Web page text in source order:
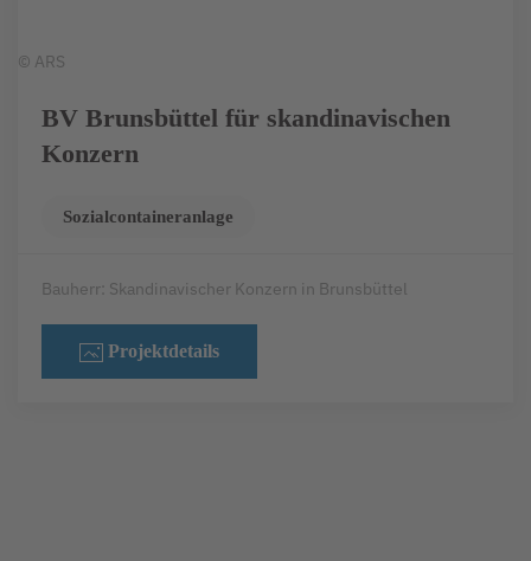
© ARS
BV Brunsbüttel für skandinavischen
Konzern
Sozialcontaineranlage
Bauherr: Skandinavischer Konzern in Brunsbüttel
Projektdetails